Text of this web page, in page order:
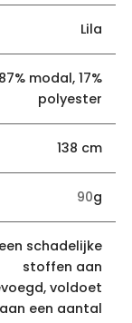
Lila
87% modal, 17%
polyester
138 cm
90g
schadelijke
stoffen aan
voldoet
aan een aantal